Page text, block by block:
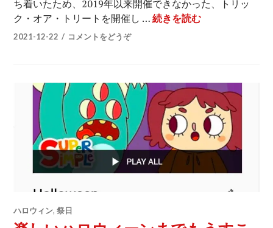
ち着いたため、2019年以来開催できなかった、トリッ
ク・オア・トリートを開催し …続きを読むハロウィンを振
2021-12-22 コメントをどうぞ
ハロウィン,祭日